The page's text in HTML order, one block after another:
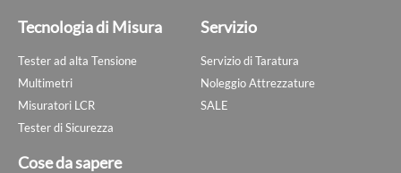
Tecnologia di Misura
Tester ad alta Tensione
Multimetri
Misuratori LCR
Tester di Sicurezza
Servizio
Servizio di Taratura
Noleggio Attrezzature
SALE
Cose da sapere